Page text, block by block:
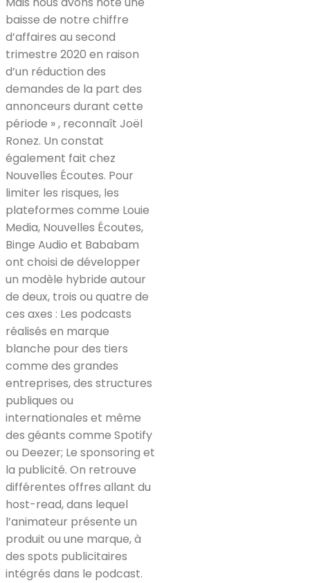
baisse de notre chiffre
d’affaires au second
trimestre 2020 en raison
d’un réduction des
demandes de la part des
annonceurs durant cette
période » , reconnaît Joël
Ronez. Un constat
également fait chez
Nouvelles Écoutes. Pour
limiter les risques, les
plateformes comme Louie
Media, Nouvelles Écoutes,
Binge Audio et Bababam
ont choisi de développer
un modèle hybride autour
de deux, trois ou quatre de
ces axes : Les podcasts
réalisés en marque
blanche pour des tiers
comme des grandes
entreprises, des structures
publiques ou
internationales et même
des géants comme Spotify
ou Deezer; Le sponsoring et
la publicité. On retrouve
différentes offres allant du
host-read, dans lequel
l’animateur présente un
produit ou une marque, à
des spots publicitaires
intégrés dans le podcast.